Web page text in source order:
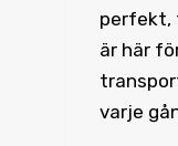
perfekt,
är här
varje